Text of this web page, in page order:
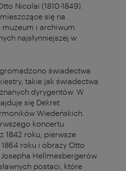
Nicolai (1810-1849).
się na
i archiwum
najsłynniejszej w
świadectwa
takie jak świadectwa
dyrygentów. W
się Dekret
Wiedeńskich.
koncertu
1842 roku, pierwsze
roku i obrazy Otto
Hellmesbergerów
postaci, które